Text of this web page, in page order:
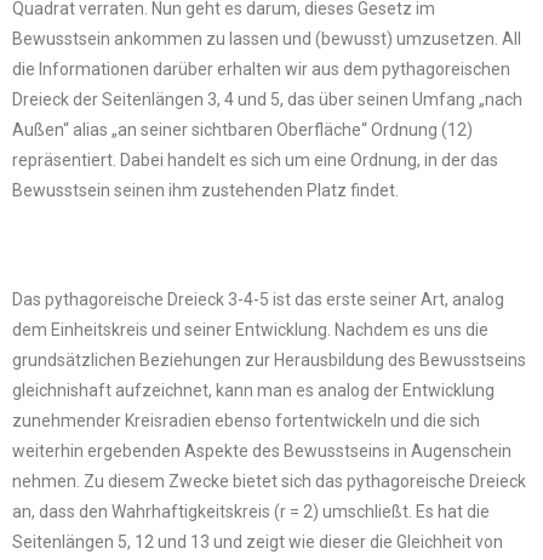
Quadrat verraten. Nun geht es darum, dieses Gesetz im
Bewusstsein ankommen zu lassen und (bewusst) umzusetzen. All
die Informationen darüber erhalten wir aus dem pythagoreischen
Dreieck der Seitenlängen 3, 4 und 5, das über seinen Umfang „nach
Außen“ alias „an seiner sichtbaren Oberfläche“ Ordnung (12)
repräsentiert. Dabei handelt es sich um eine Ordnung, in der das
Bewusstsein seinen ihm zustehenden Platz findet.
Das pythagoreische Dreieck 3-4-5 ist das erste seiner Art, analog
dem Einheitskreis und seiner Entwicklung. Nachdem es uns die
grundsätzlichen Beziehungen zur Herausbildung des Bewusstseins
gleichnishaft aufzeichnet, kann man es analog der Entwicklung
zunehmender Kreisradien ebenso fortentwickeln und die sich
weiterhin ergebenden Aspekte des Bewusstseins in Augenschein
nehmen. Zu diesem Zwecke bietet sich das pythagoreische Dreieck
an, dass den Wahrhaftigkeitskreis (r = 2) umschließt. Es hat die
Seitenlängen 5, 12 und 13 und zeigt wie dieser die Gleichheit von